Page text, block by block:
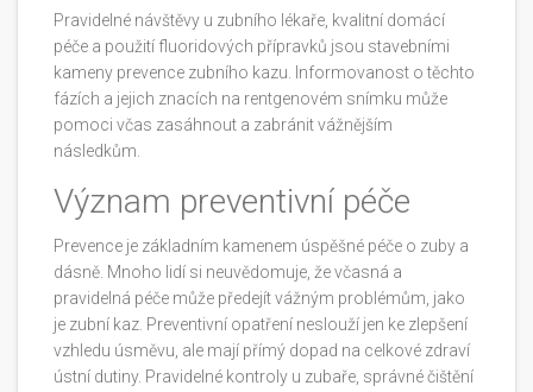
Pravidelné návštěvy u zubního lékaře, kvalitní domácí
péče a použití fluoridových přípravků jsou stavebními
kameny prevence zubního kazu. Informovanost o těchto
fázích a jejich znacích na rentgenovém snímku může
pomoci včas zasáhnout a zabránit vážnějším
následkům.
Význam preventivní péče
Prevence je základním kamenem úspěšné péče o zuby a
dásně. Mnoho lidí si neuvědomuje, že včasná a
pravidelná péče může předejít vážným problémům, jako
je zubní kaz. Preventivní opatření neslouží jen ke zlepšení
vzhledu úsměvu, ale mají přímý dopad na celkové zdraví
ústní dutiny. Pravidelné kontroly u zubaře, správné čištění